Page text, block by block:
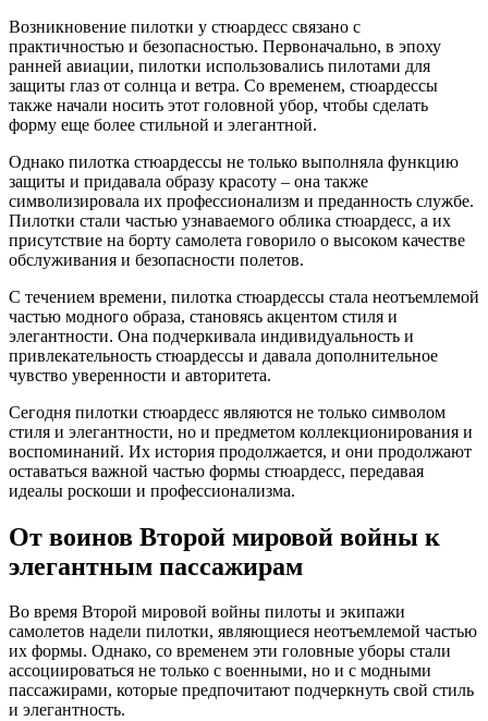
Возникновение пилотки у стюардесс связано с
практичностью и безопасностью. Первоначально, в эпоху
ранней авиации, пилотки использовались пилотами для
защиты глаз от солнца и ветра. Со временем, стюардессы
также начали носить этот головной убор, чтобы сделать
форму еще более стильной и элегантной.
Однако пилотка стюардессы не только выполняла функцию
защиты и придавала образу красоту – она также
символизировала их профессионализм и преданность службе.
Пилотки стали частью узнаваемого облика стюардесс, а их
присутствие на борту самолета говорило о высоком качестве
обслуживания и безопасности полетов.
С течением времени, пилотка стюардессы стала неотъемлемой
частью модного образа, становясь акцентом стиля и
элегантности. Она подчеркивала индивидуальность и
привлекательность стюардессы и давала дополнительное
чувство уверенности и авторитета.
Сегодня пилотки стюардесс являются не только символом
стиля и элегантности, но и предметом коллекционирования и
воспоминаний. Их история продолжается, и они продолжают
оставаться важной частью формы стюардесс, передавая
идеалы роскоши и профессионализма.
От воинов Второй мировой войны к
элегантным пассажирам
Во время Второй мировой войны пилоты и экипажи
самолетов надели пилотки, являющиеся неотъемлемой частью
их формы. Однако, со временем эти головные уборы стали
ассоциироваться не только с военными, но и с модными
пассажирами, которые предпочитают подчеркнуть свой стиль
и элегантность.